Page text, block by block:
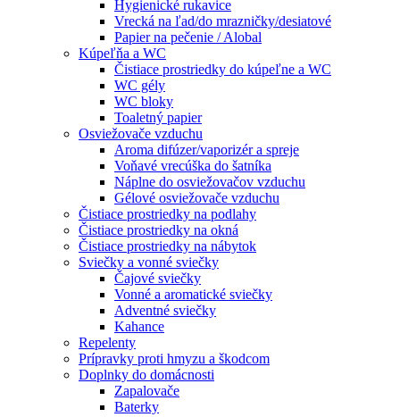
Hygienické rukavice
Vrecká na ľad/do mrazničky/desiatové
Papier na pečenie / Alobal
Kúpeľňa a WC
Čistiace prostriedky do kúpeľne a WC
WC gély
WC bloky
Toaletný papier
Osviežovače vzduchu
Aroma difúzer/vaporizér a spreje
Voňavé vrecúška do šatníka
Náplne do osviežovačov vzduchu
Gélové osviežovače vzduchu
Čistiace prostriedky na podlahy
Čistiace prostriedky na okná
Čistiace prostriedky na nábytok
Sviečky a vonné sviečky
Čajové sviečky
Vonné a aromatické sviečky
Adventné sviečky
Kahance
Repelenty
Prípravky proti hmyzu a škodcom
Doplnky do domácnosti
Zapalovače
Baterky